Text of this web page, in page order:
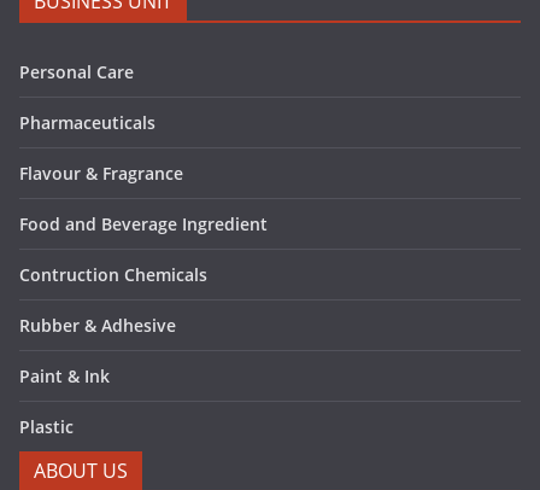
Personal Care
Pharmaceuticals
Flavour & Fragrance
Food and Beverage Ingredient
Contruction Chemicals
Rubber & Adhesive
Paint & Ink
Plastic
ABOUT US